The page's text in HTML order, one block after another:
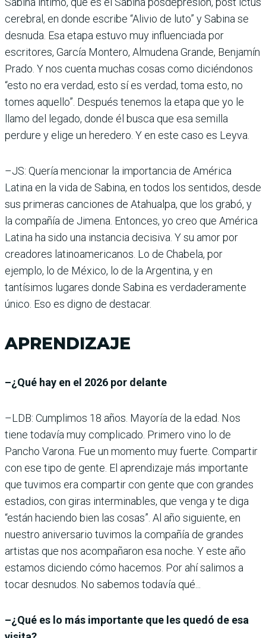
cerebral, en donde escribe “Alivio de luto” y Sabina se
desnuda. Esa etapa estuvo muy influenciada por
escritores, García Montero, Almudena Grande, Benjamín
Prado. Y nos cuenta muchas cosas como diciéndonos
“esto no era verdad, esto sí es verdad, toma esto, no
tomes aquello”. Después tenemos la etapa que yo le
llamo del legado, donde él busca que esa semilla
perdure y elige un heredero. Y en este caso es Leyva.
–JS: Quería mencionar la importancia de América
Latina en la vida de Sabina, en todos los sentidos, desde
sus primeras canciones de Atahualpa, que los grabó, y
la compañía de Jimena. Entonces, yo creo que América
Latina ha sido una instancia decisiva. Y su amor por
creadores latinoamericanos. Lo de Chabela, por
ejemplo, lo de México, lo de la Argentina, y en
tantísimos lugares donde Sabina es verdaderamente
único. Eso es digno de destacar.
APRENDIZAJE
–¿Qué hay en el 2026 por delante
–LDB: Cumplimos 18 años. Mayoría de la edad. Nos
tiene todavía muy complicado. Primero vino lo de
Pancho Varona. Fue un momento muy fuerte. Compartir
con ese tipo de gente. El aprendizaje más importante
que tuvimos era compartir con gente que con grandes
estadios, con giras interminables, que venga y te diga
“están haciendo bien las cosas”. Al año siguiente, en
nuestro aniversario tuvimos la compañía de grandes
artistas que nos acompañaron esa noche. Y este año
estamos diciendo cómo hacemos. Por ahí salimos a
tocar desnudos. No sabemos todavía qué...
–¿Qué es lo más importante que les quedó de esa